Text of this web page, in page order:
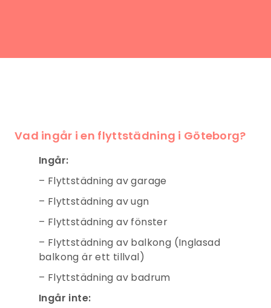
Vad ingår i en flyttstädning i Göteborg?
Ingår:
– Flyttstädning av garage
– Flyttstädning av ugn
– Flyttstädning av fönster
– Flyttstädning av balkong (Inglasad
balkong är ett tillval)
– Flyttstädning av badrum
Ingår inte: